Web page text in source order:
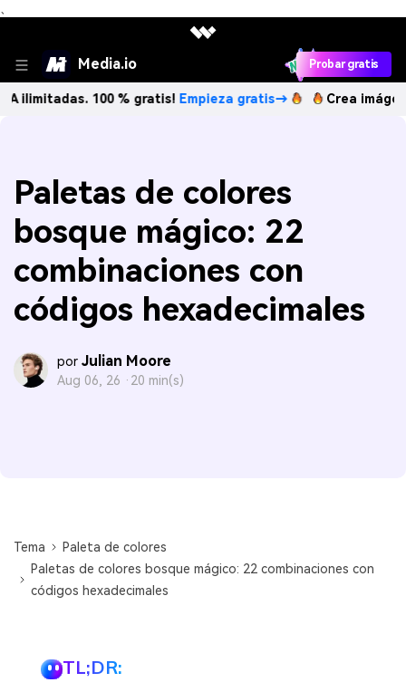
、
Media.io Probar gratis
100 % gratis!Empieza gratis→ Crea imágenes IA
Paletas de colores
bosque mágico: 22
combinaciones con
códigos hexadecimales
por Julian Moore
Aug 06, 26 · 20 min(s)
Tema
Paleta de colores
Paletas de colores bosque mágico: 22 combinaciones con
códigos hexadecimales
TL;DR: